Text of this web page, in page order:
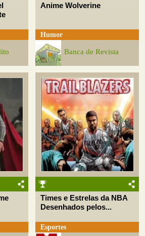
Anime Wolverine
Humor
Banca de Revista
Times e Estrelas da NBA
Desenhados pelos...
Esportes